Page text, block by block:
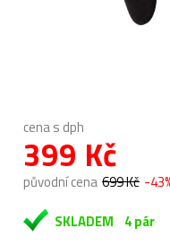
cena s dph
399 Kč
původní cena 699 Kč -
SKLADEM 4 pár